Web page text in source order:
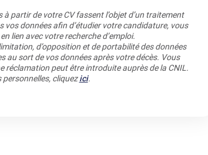
partir de votre CV fassent l’objet d’un traitement
données afin d’étudier votre candidature, vous
lien avec votre recherche d’emploi.
d’opposition et de portabilité des données
au sort de vos données après votre décès. Vous
réclamation peut être introduite auprès de la CNIL.
cliquezici.